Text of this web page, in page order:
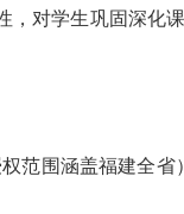
，对学生巩固深化
范围涵盖福建全省